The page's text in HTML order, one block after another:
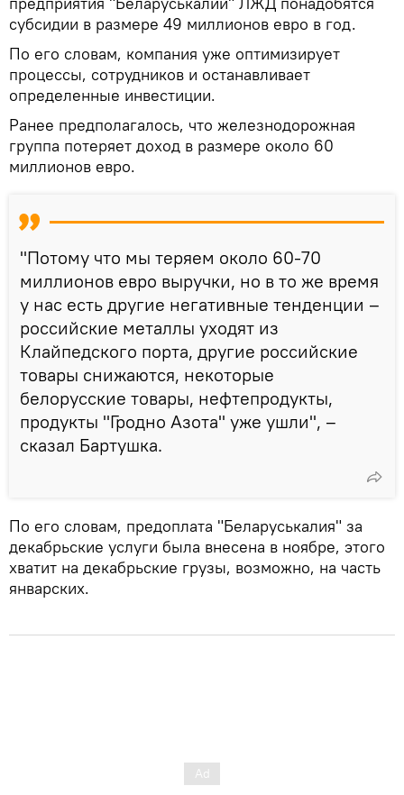
субсидии в размере 49 миллионов евро в год.
По его словам, компания уже оптимизирует
процессы, сотрудников и останавливает
определенные инвестиции.
Ранее предполагалось, что железнодорожная
группа потеряет доход в размере около 60
миллионов евро.
"Потому что мы теряем около 60-70
миллионов евро выручки, но в то же время
у нас есть другие негативные тенденции –
российские металлы уходят из
Клайпедского порта, другие российские
товары снижаются, некоторые
белорусские товары, нефтепродукты,
продукты "Гродно Азота" уже ушли", –
сказал Бартушка.
По его словам, предоплата "Беларуськалия" за
декабрьские услуги была внесена в ноябре, этого
хватит на декабрьские грузы, возможно, на часть
январских.